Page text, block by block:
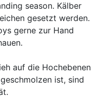
season. Kälber
gesetzt werden.
gerne zur Hand
auf die Hochebenen
ist, sind